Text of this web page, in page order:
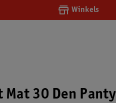
Winkels
30 Den Panty